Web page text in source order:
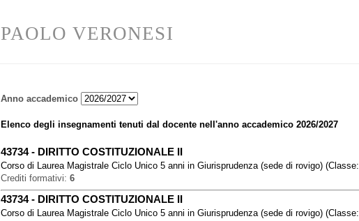
PAOLO VERONESI
Anno accademico
Elenco degli insegnamenti tenuti dal docente nell'anno accademico 2026/2027
43734- DIRITTO COSTITUZIONALE II
Corso di Laurea Magistrale Ciclo Unico 5 anni inGiurisprudenza (sede di rovigo) (Classe:
Crediti formativi: 6
43734- DIRITTO COSTITUZIONALE II
Corso di Laurea Magistrale Ciclo Unico 5 anni inGiurisprudenza (sede di rovigo) (Classe: